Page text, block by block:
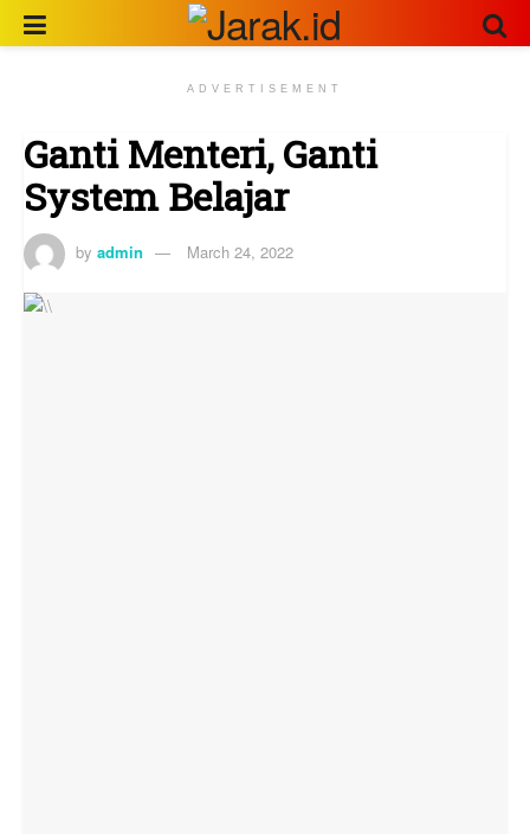
ADVERTISEMENT
Ganti Menteri, Ganti
System Belajar
by admin March 24, 2022